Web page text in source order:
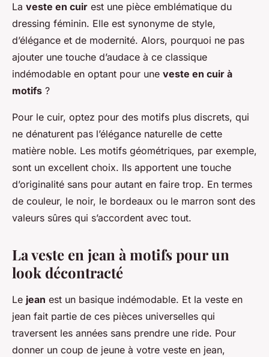
La veste en cuir est une pièce emblématique du
dressing féminin. Elle est synonyme de style,
d’élégance et de modernité. Alors, pourquoi ne pas
ajouter une touche d’audace à ce classique
indémodable en optant pour une veste en cuir à
motifs ?
Pour le cuir, optez pour des motifs plus discrets, qui
ne dénaturent pas l’élégance naturelle de cette
matière noble. Les motifs géométriques, par exemple,
sont un excellent choix. Ils apportent une touche
d’originalité sans pour autant en faire trop. En termes
de couleur, le noir, le bordeaux ou le marron sont des
valeurs sûres qui s’accordent avec tout.
La veste en jean à motifs pour un
look décontracté
Le jean est un basique indémodable. Et la veste en
jean fait partie de ces pièces universelles qui
traversent les années sans prendre une ride. Pour
donner un coup de jeune à votre veste en jean,